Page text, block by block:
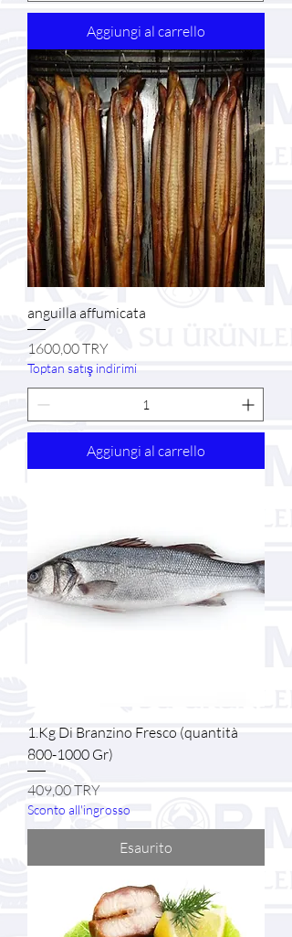
Aggiungi al carrello
anguilla affumicata
Prezzo
1600,00 TRY
Toptan satış indirimi
Aggiungi al carrello
1.Kg Di Branzino Fresco (quantità
800-1000 Gr)
Prezzo
409,00 TRY
Sconto all'ingrosso
Esaurito